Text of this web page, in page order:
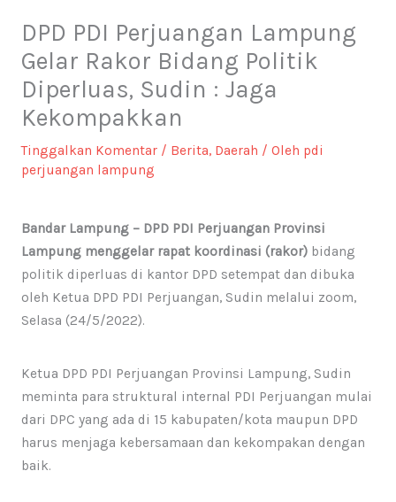
DPD PDI Perjuangan Lampung
Gelar Rakor Bidang Politik
Diperluas, Sudin : Jaga
Kekompakkan
Tinggalkan Komentar / Berita, Daerah / Oleh pdi
perjuangan lampung
Bandar Lampung – DPD PDI Perjuangan Provinsi
Lampung menggelar rapat koordinasi (rakor)bidang
politik diperluas di kantor DPD setempat dan dibuka
oleh Ketua DPD PDI Perjuangan, Sudin melalui zoom,
Selasa (24/5/2022).
Ketua DPD PDI Perjuangan Provinsi Lampung, Sudin
meminta para struktural internal PDI Perjuangan mulai
dari DPC yang ada di 15 kabupaten/kota maupun DPD
harus menjaga kebersamaan dan kekompakan dengan
baik.